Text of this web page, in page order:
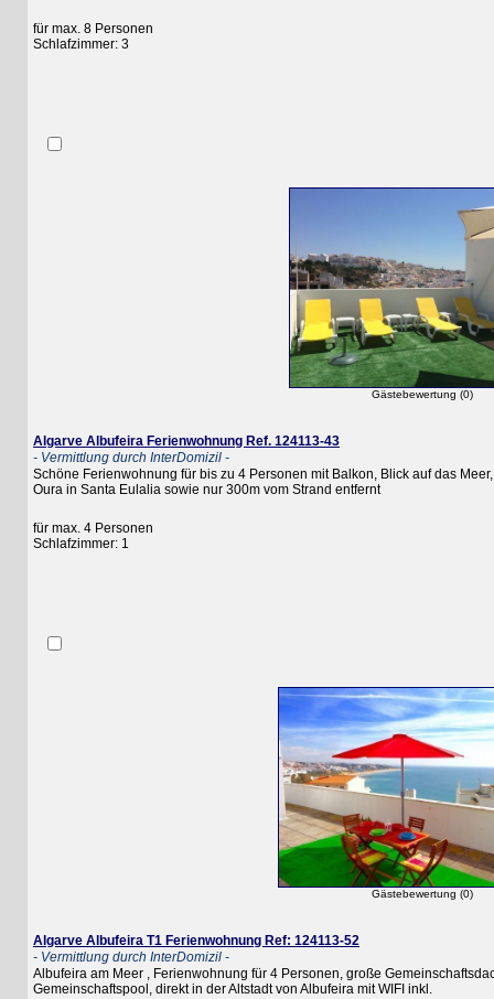
für max. 8 Personen
Schlafzimmer: 3
Gästebewertung (0)
Algarve Albufeira Ferienwohnung Ref. 124113-43
- Vermittlung durch InterDomizil -
Schöne Ferienwohnung für bis zu 4 Personen mit Balkon, Blick auf das Meer,
Oura in Santa Eulalia sowie nur 300m vom Strand entfernt
für max. 4 Personen
Schlafzimmer: 1
Gästebewertung (0)
Algarve Albufeira T1 Ferienwohnung Ref: 124113-52
- Vermittlung durch InterDomizil -
Albufeira am Meer , Ferienwohnung für 4 Personen, große
Gemeinschaftspool, direkt in der Altstadt von Albufeira mit WIFI inkl.